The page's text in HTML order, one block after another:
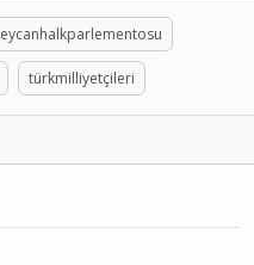
türkmilliyetçileri